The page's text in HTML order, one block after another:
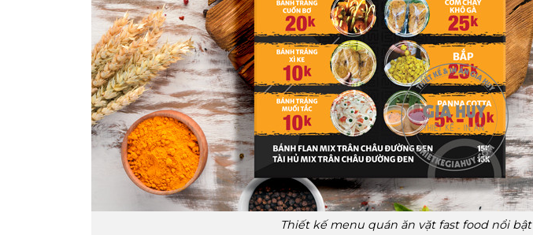
Thiết kế menu quán ăn vặt fast food nổi bật